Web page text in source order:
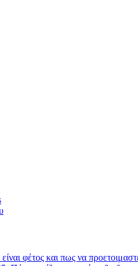
φέτος και πως να